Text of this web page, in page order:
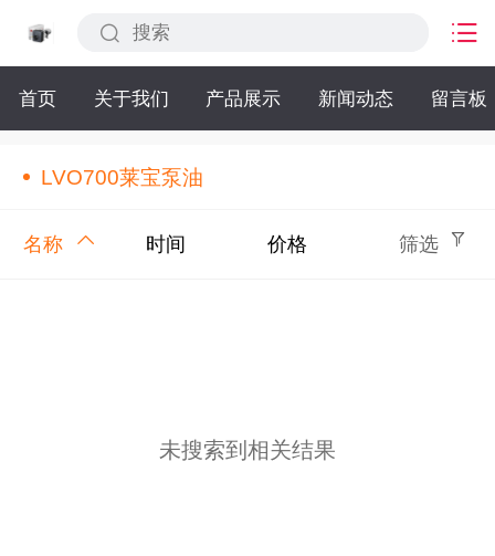
首页 关于我们 产品展示 新闻动态 留言板
LVO700莱宝泵油
名称 时间 价格 筛选
未搜索到相关结果